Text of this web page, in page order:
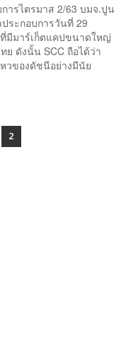
ารไตรมาส 2/63 บมจ.ปูน
ระกอบการวันที่ 29
มีมาร์เก็ตแคปขนาดใหญ่
ย ดังนั้น SCC ถือได้ว่า
วของดัชนีอย่างมีนัย
2